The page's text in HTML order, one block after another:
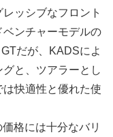
ッシブなフロント
ンチャーモデルの
だが、KADSによ
と、ツアラーとし
快適性と優れた使
格には十分なバリ